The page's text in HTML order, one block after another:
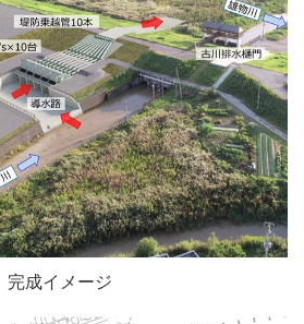
完成イメージ